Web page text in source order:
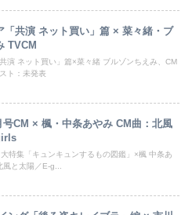
「共演 ネット買い」篇 × 菜々緒・ブ
TVCM
演 ネット買い」篇×菜々緒 ブルゾンちえみ、CM
ト：未発表
号CM × 楓・中条あやみ CM曲：北風
特集「キュンキュンするもの図鑑」×楓 中条あ
風と太陽／E-g...